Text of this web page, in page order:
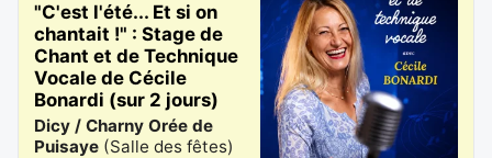
"C'est l'été... Et si on
chantait !" : Stage de
Chant et de Technique
Vocale de Cécile
Bonardi (sur 2 jours)
Dicy / Charny Orée de
Puisaye (Salle des fêtes)